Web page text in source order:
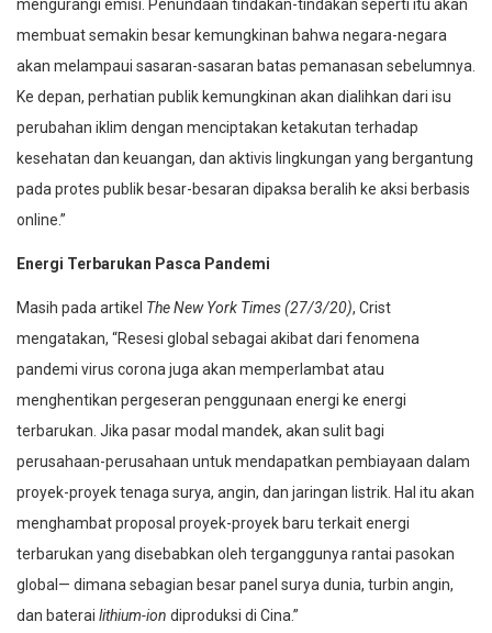
mengurangi emisi. Penundaan tindakan-tindakan seperti itu akan
membuat semakin besar kemungkinan bahwa negara-negara
akan melampaui sasaran-sasaran batas pemanasan sebelumnya.
Ke depan, perhatian publik kemungkinan akan dialihkan dari isu
perubahan iklim dengan menciptakan ketakutan terhadap
kesehatan dan keuangan, dan aktivis lingkungan yang bergantung
pada protes publik besar-besaran dipaksa beralih ke aksi berbasis
online.”
Energi Terbarukan Pasca Pandemi
Masih pada artikel The New York Times(27/3/20), Crist
mengatakan, “Resesi global sebagai akibat dari fenomena
pandemi virus corona juga akan memperlambat atau
menghentikan pergeseran penggunaan energi ke energi
terbarukan. Jika pasar modal mandek, akan sulit bagi
perusahaan-perusahaan untuk mendapatkan pembiayaan dalam
proyek-proyek tenaga surya, angin, dan jaringan listrik. Hal itu akan
menghambat proposal proyek-proyek baru terkait energi
terbarukan yang disebabkan oleh terganggunya rantai pasokan
global— dimana sebagian besar panel surya dunia, turbin angin,
dan baterai lithium-ion diproduksi di Cina.”